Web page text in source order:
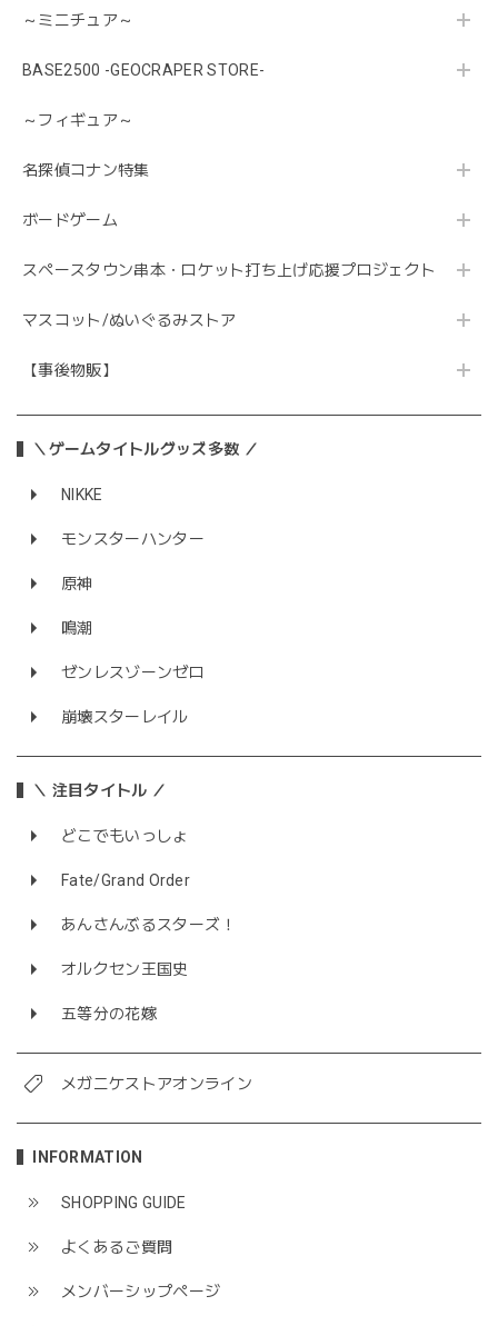
～ミニチュア～
BASE2500 -GEOCRAPER STORE-
～フィギュア～
名探偵コナン特集
ボードゲーム
スペースタウン串本・ロケット打ち上げ応援プロジェクト
マスコット/ぬいぐるみストア
【事後物販】
＼ゲームタイトルグッズ多数 ／
NIKKE
モンスターハンター
原神
鳴潮
ゼンレスゾーンゼロ
崩壊スターレイル
＼ 注目タイトル ／
どこでもいっしょ
Fate/Grand Order
あんさんぶるスターズ！
オルクセン王国史
五等分の花嫁
メガニケストアオンライン
INFORMATION
SHOPPING GUIDE
よくあるご質問
メンバーシップページ